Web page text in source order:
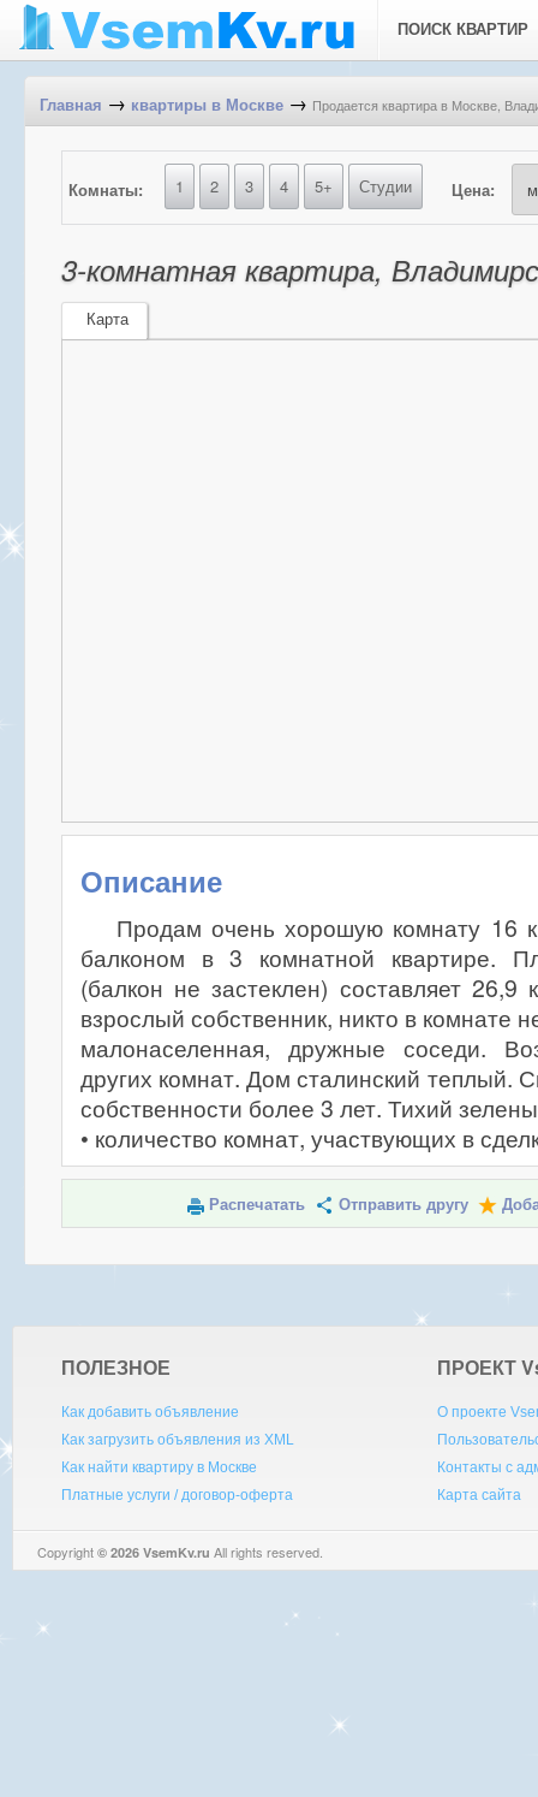
ПОИСК КВАРТИР
Главная → квартиры в Москве → Продается квартира в Москве,
Комнаты: 1 2 3 4 5+ Студии Цена:
3-комнатная квартира,
Карта
Описание
Продам очень хорошую комнату 16
балконом в 3 комнатной квартире.
(балкон не застеклен) составляет 26,9
взрослый собственник, никто в комнате
малонаселенная, дружные соседи.
других комнат. Дом сталинский теплый.
собственности более 3 лет. Тихий
• количество комнат, участвующих в
Распечатать Отправить другу
ПОЛЕЗНОЕ
Как добавить объявление
Как загрузить объявления из XML
Как найти квартиру в Москве
Платные услуги / договор-оферта
ПРОЕКТ V
О проекте
Контакты с
Карта сайта
Copyright © 2026 VsemKv.ru All rights reserved.